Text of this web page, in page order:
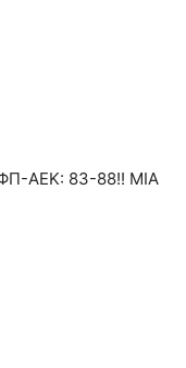
ΑΕΚ: 83-88!! ΜΙΑ